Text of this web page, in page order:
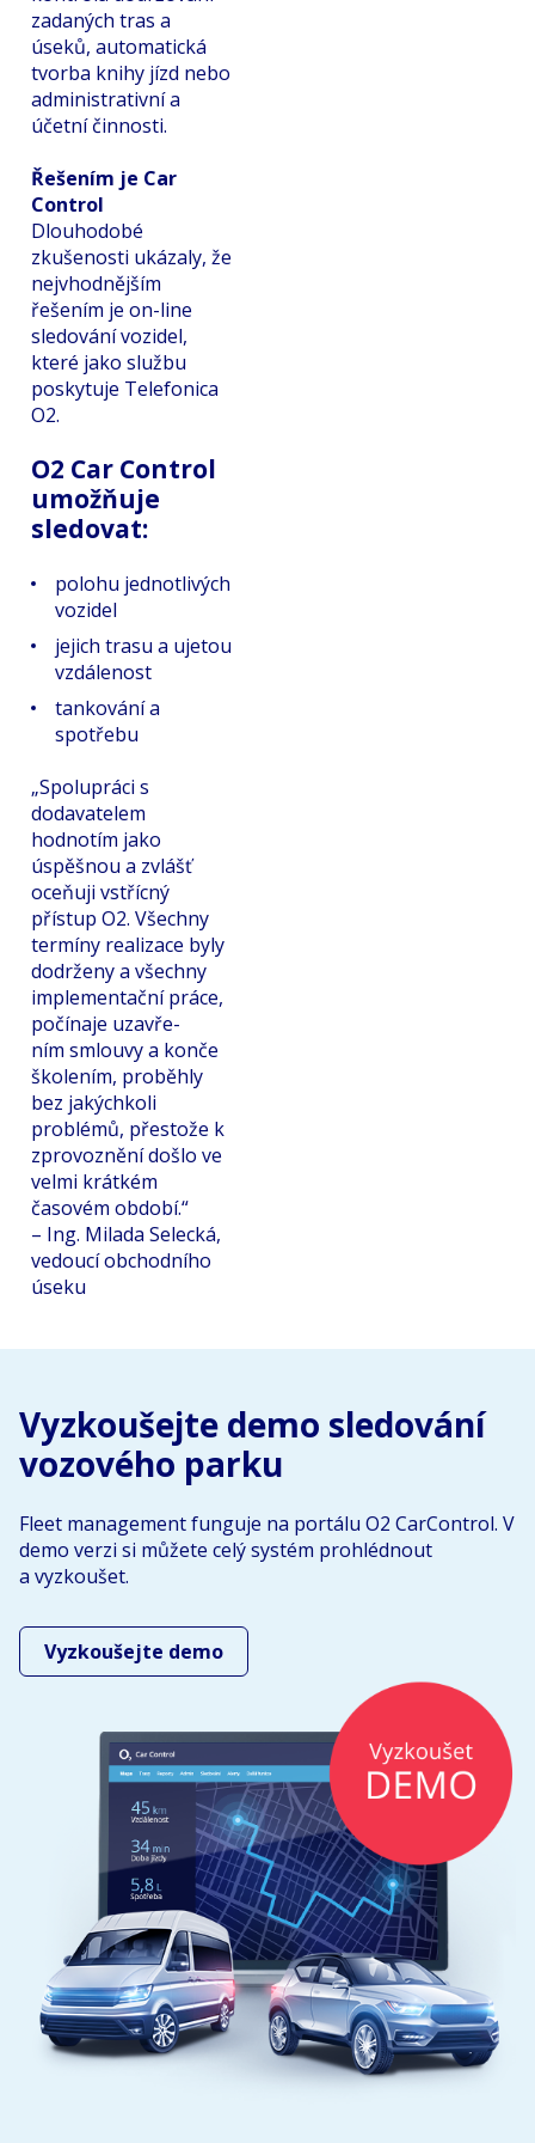
zadaných tras a
úseků, automatická
tvorba knihy jízd nebo
administrativní a
účetní činnosti.
Řešením je Car
Control
Dlouhodobé
zkušenosti ukázaly, že
nejvhodnějším
řešením je on-line
sledování vozidel,
které jako službu
poskytuje Telefonica
O2.
O2 Car Control
umožňuje
sledovat:
polohu jednotlivých
vozidel
jejich trasu a ujetou
vzdálenost
tankování a
spotřebu
„Spolupráci s
dodavatelem
hodnotím jako
úspěšnou a zvlášť
oceňuji vstřícný
přístup O2. Všechny
termíny realizace byly
dodrženy a všechny
implementační práce,
počínaje uzavře-
ním smlouvy a konče
školením, proběhly
bez jakýchkoli
problémů, přestože k
zprovoznění došlo ve
velmi krátkém
časovém období.“
– Ing. Milada Selecká,
vedoucí obchodního
úseku
Vyzkoušejte demo sledování
vozového parku
Fleet management funguje na portálu O2 CarControl. V
demo verzi si můžete celý systém prohlédnout
a vyzkoušet.
Vyzkoušejte demo